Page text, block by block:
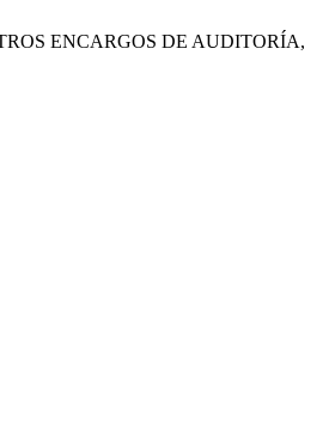
ENCARGOS DE AUDITORÍA,